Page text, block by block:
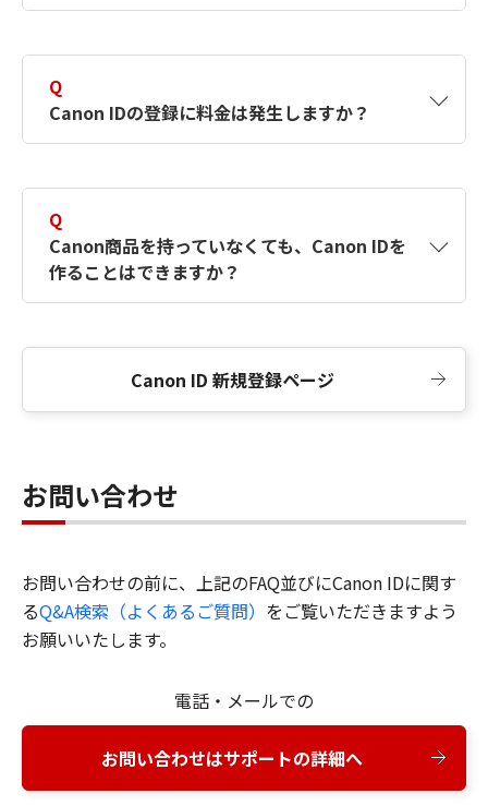
択したサービスから取得します。アカウントを
簡単に作成できるように、この情報を使用して
Canon IDの登録フォームを入力します。
Q
Canon IDの登録に料金は発生しますか？
Q
Canon商品を持っていなくても、Canon IDを
作ることはできますか？
Canon ID 新規登録ページ
お問い合わせ
お問い合わせの前に、上記のFAQ並びにCanon IDに関す
るQ&A検索（よくあるご質問） をご覧いただきますよう
お願いいたします。
電話・メールでの
お問い合わせはサポートの詳細へ